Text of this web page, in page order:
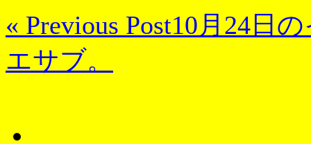
« Previous Post10月24日
エサブ。